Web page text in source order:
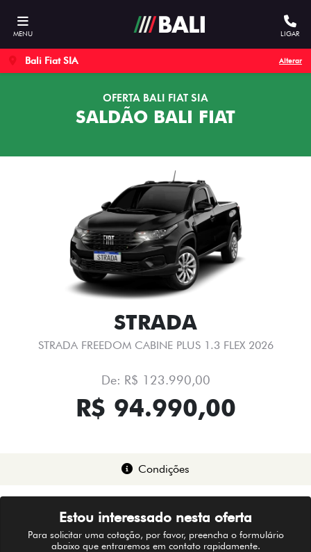
MENU LIGAR
Bali Fiat SIA Alterar
OFERTA BALI FIAT SIA
SALDÃO BALI FIAT
STRADA
STRADA FREEDOM CABINE PLUS 1.3 FLEX 2026
De: R$ 123.990,00
R$ 94.990,00
Condições
Estou interessado nesta oferta
Para solicitar uma cotação, por favor, preencha o formulário
abaixo que entraremos em contato rapidamente.